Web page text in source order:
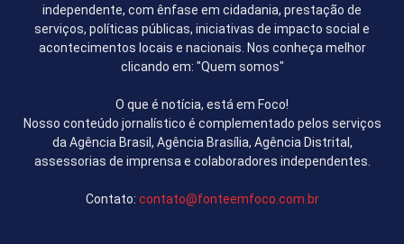
independente, com ênfase em cidadania, prestação de
serviços, políticas públicas, iniciativas de impacto social e
acontecimentos locais e nacionais. Nos conheça melhor
clicando em: "Quem somos"
O que é notícia, está em Foco!
Nosso conteúdo jornalístico é complementado pelos serviços
da Agência Brasil, Agência Brasília, Agência Distrital,
assessorias de imprensa e colaboradores independentes.
Contato: contato@fonteemfoco.com.br